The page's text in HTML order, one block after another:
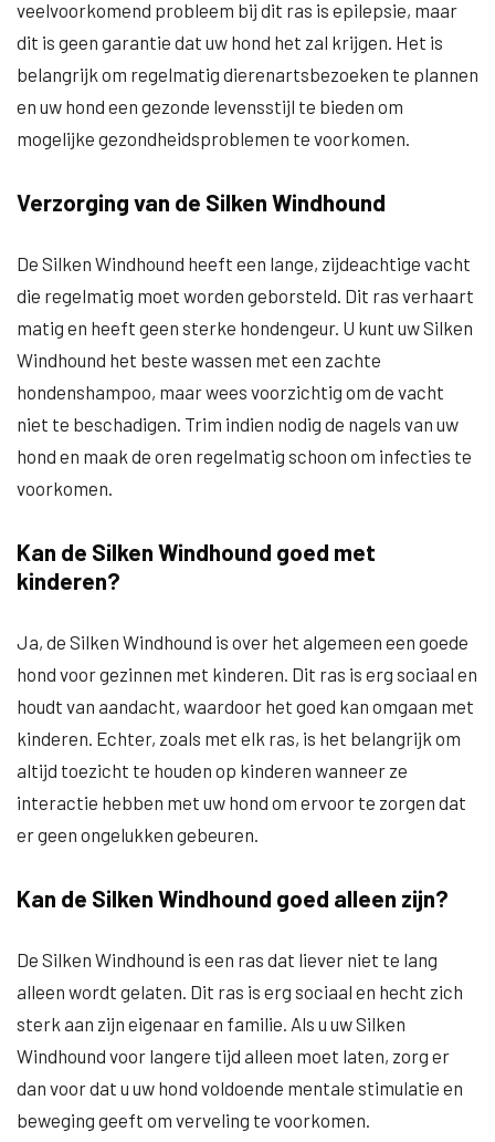
veelvoorkomend probleem bij dit ras is epilepsie, maar
dit is geen garantie dat uw hond het zal krijgen. Het is
belangrijk om regelmatig dierenartsbezoeken te plannen
en uw hond een gezonde levensstijl te bieden om
mogelijke gezondheidsproblemen te voorkomen.
Verzorging van de Silken Windhound
De Silken Windhound heeft een lange, zijdeachtige vacht
die regelmatig moet worden geborsteld. Dit ras verhaart
matig en heeft geen sterke hondengeur. U kunt uw Silken
Windhound het beste wassen met een zachte
hondenshampoo, maar wees voorzichtig om de vacht
niet te beschadigen. Trim indien nodig de nagels van uw
hond en maak de oren regelmatig schoon om infecties te
voorkomen.
Kan de Silken Windhound goed met
kinderen?
Ja, de Silken Windhound is over het algemeen een goede
hond voor gezinnen met kinderen. Dit ras is erg sociaal en
houdt van aandacht, waardoor het goed kan omgaan met
kinderen. Echter, zoals met elk ras, is het belangrijk om
altijd toezicht te houden op kinderen wanneer ze
interactie hebben met uw hond om ervoor te zorgen dat
er geen ongelukken gebeuren.
Kan de Silken Windhound goed alleen zijn?
De Silken Windhound is een ras dat liever niet te lang
alleen wordt gelaten. Dit ras is erg sociaal en hecht zich
sterk aan zijn eigenaar en familie. Als u uw Silken
Windhound voor langere tijd alleen moet laten, zorg er
dan voor dat u uw hond voldoende mentale stimulatie en
beweging geeft om verveling te voorkomen.